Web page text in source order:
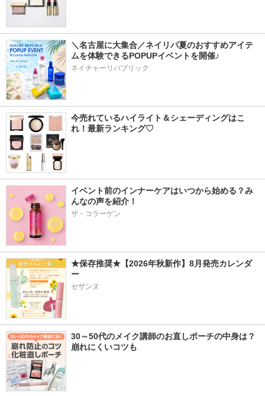
＼名古屋に大集合／ネイリパ夏のおすすめアイテ
ムを体験できるPOPUPイベントを開催♪
ネイチャーリパブリック
今売れているハイライト＆シェーディングはこ
れ！最新ランキング♡
イベント前のインナーケアはいつから始める？み
んなの声を紹介！
ザ・コラーゲン
★保存推奨★【2026年秋新作】8月発売カレンダ
ー
セザンヌ
30～50代のメイク講師のお直しポーチの中身は？
崩れにくいコツも